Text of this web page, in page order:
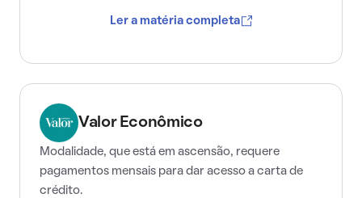
Ler a matéria completa
Valor Econômico
Modalidade, que está em ascensão, requere
pagamentos mensais para dar acesso a carta de
crédito.